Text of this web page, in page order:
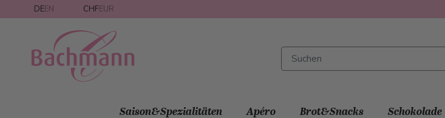
Direkt zum Inhalt
DEEN CHFEUR
Saison&Spezialitäten Apéro Brot&Snacks Schokolade